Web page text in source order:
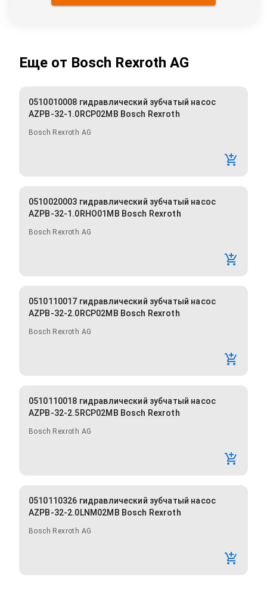
Еще от Bosch Rexroth AG
0510010008 гидравлический зубчатый насос
AZPB-32-1.0RCP02MB Bosch Rexroth
Bosch Rexroth AG
0510020003 гидравлический зубчатый насос
AZPB-32-1.0RHO01MB Bosch Rexroth
Bosch Rexroth AG
0510110017 гидравлический зубчатый насос
AZPB-32-2.0RCP02MB Bosch Rexroth
Bosch Rexroth AG
0510110018 гидравлический зубчатый насос
AZPB-32-2.5RCP02MB Bosch Rexroth
Bosch Rexroth AG
0510110326 гидравлический зубчатый насос
AZPB-32-2.0LNM02MB Bosch Rexroth
Bosch Rexroth AG